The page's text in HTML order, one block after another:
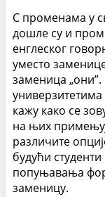
С променама у
дошле су и
енглеског
уместо
заменица
кажу како се
на њих
различите
будући
попуњавања
заменицу.